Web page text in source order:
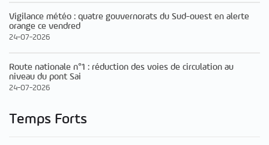
Vigilance météo : quatre gouvernorats du Sud-ouest en alerte
orange ce vendred
24-07-2026
Route nationale n°1 : réduction des voies de circulation au
niveau du pont Sai
24-07-2026
Temps Forts